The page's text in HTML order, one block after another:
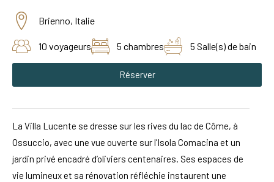
Brienno, Italie
10 voyageurs 5 chambres 5 Salle(s) de bain
Réserver
La Villa Lucente se dresse sur les rives du lac de Côme, à
Ossuccio, avec une vue ouverte sur l’Isola Comacina et un
jardin privé encadré d’oliviers centenaires. Ses espaces de
vie lumineux et sa rénovation réfléchie instaurent une